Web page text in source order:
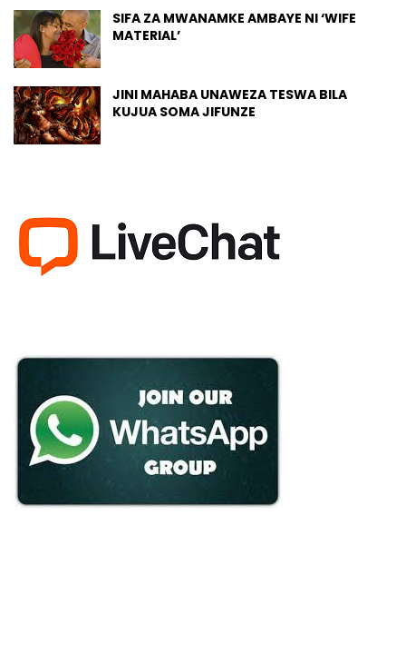
SIFA ZA MWANAMKE AMBAYE NI ‘WIFE
MATERIAL’
JINI MAHABA UNAWEZA TESWA BILA
KUJUA SOMA JIFUNZE